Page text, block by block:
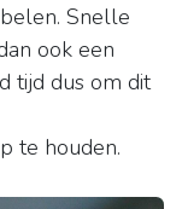
Snelle
ook een
tijd dus om dit
te houden.